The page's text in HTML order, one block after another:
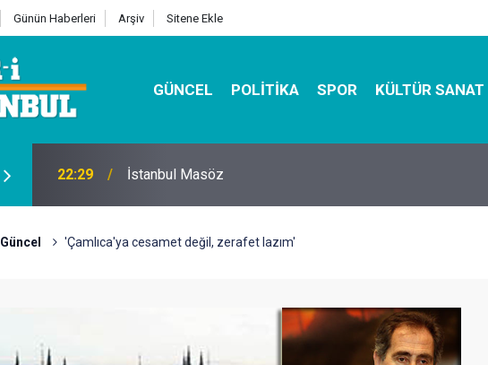
Günün Haberleri Arşiv Sitene Ekle
GÜNCEL POLITIKA SPOR KÜLTÜR SANAT
07:32 Kutu Sihirbazı ile Estetik, Dayanıklı ve Çevre Dostu Ambalaj
Güncel 'Çamlıca'ya cesamet değil, zerafet lazım'